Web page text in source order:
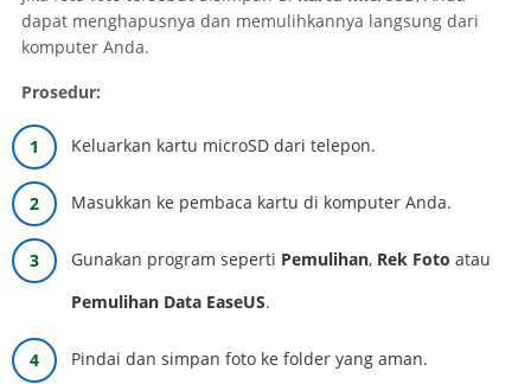
dapat menghapusnya dan memulihkannya langsung dari
komputer Anda.
Prosedur:
Keluarkan kartu microSD dari telepon.
Masukkan ke pembaca kartu di komputer Anda.
Gunakan program seperti Pemulihan, Rek Foto atau
Pemulihan Data EaseUS.
Pindai dan simpan foto ke folder yang aman.